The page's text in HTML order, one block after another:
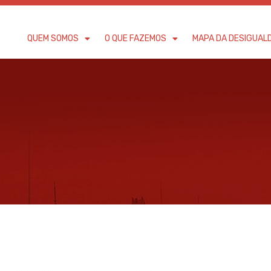
QUEM SOMOS O QUE FAZEMOS MAPA DA